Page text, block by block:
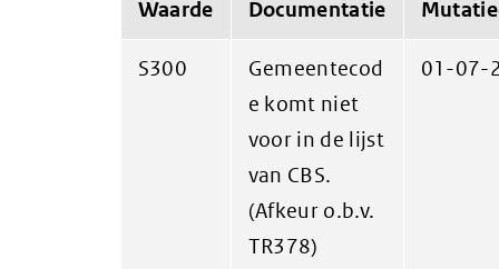
Waarde Documentatie
S300
Gemeentecod
e komt niet
voor in de lijst
van CBS.
(Afkeur o.b.v.
TR378)
01-07-